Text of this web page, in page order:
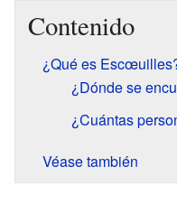
Contenido
¿Qué es
¿Dónde se
¿Cuántas
Véase también